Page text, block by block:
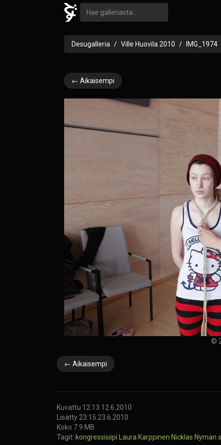
Desugalleria Ville Huovila 2010 IMG_1974
← Aikaisempi
©
← Aikaisempi
Kuvattu 12:13 12.6.2010
Lisätty 23:15 23.6.2010
Koko 7.9 MB
Tagit: kongressisiipi Laura Karppinen Nicklas Nyman